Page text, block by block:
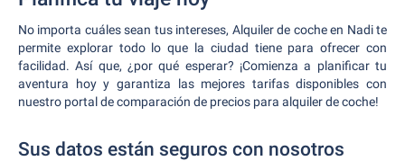
No importa cuáles sean tus intereses, Alquiler de coche en Nadi te
permite explorar todo lo que la ciudad tiene para ofrecer con
facilidad. Así que, ¿por qué esperar? ¡Comienza a planificar tu
aventura hoy y garantiza las mejores tarifas disponibles con
nuestro portal de comparación de precios para alquiler de coche!
Sus datos están seguros con nosotros